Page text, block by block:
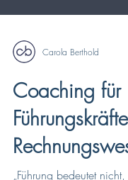
Carola Berthold
Coaching für